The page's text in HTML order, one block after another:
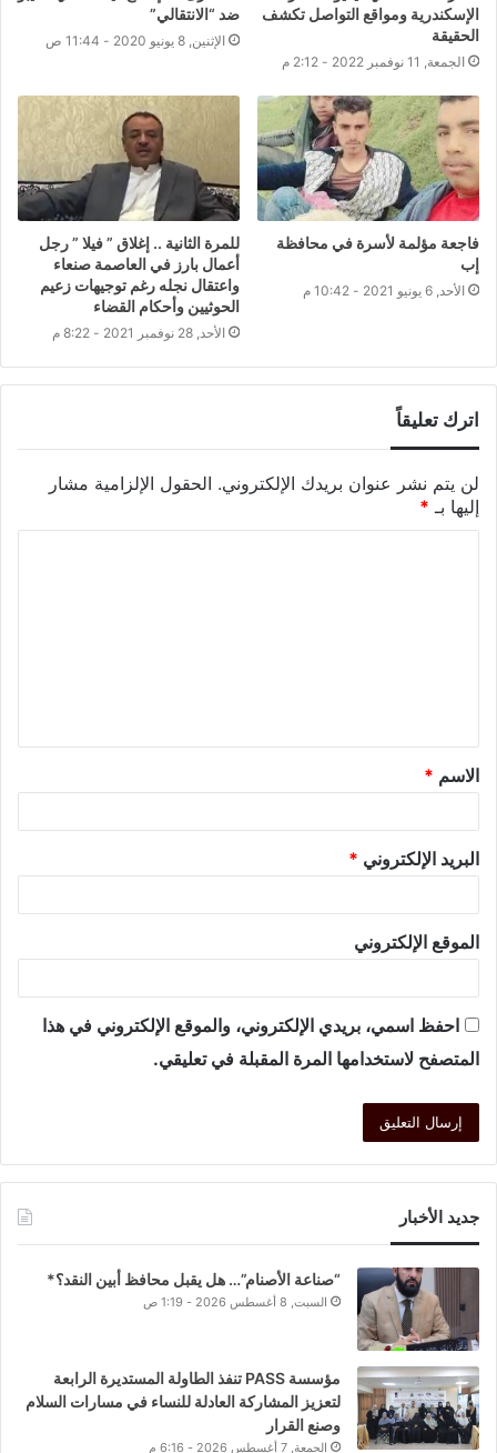
الإسكندرية ومواقع التواصل تكشف
الحقيقة
الجمعة, 11 نوفمبر 2022 - 2:12 م
ضد “الانتقالي”
الإثنين, 8 يونيو 2020 - 11:44 ص
فاجعة مؤلمة لأسرة في محافظة
إب
الأحد, 6 يونيو 2021 - 10:42 م
للمرة الثانية .. إغلاق ” فيلا ” رجل
أعمال بارز في العاصمة صنعاء
واعتقال نجله رغم توجيهات زعيم
الحوثيين وأحكام القضاء
الأحد, 28 نوفمبر 2021 - 8:22 م
اترك تعليقاً
لن يتم نشر عنوان بريدك الإلكتروني. الحقول الإلزامية مشار
إليها بـ *
الاسم *
البريد الإلكتروني *
الموقع الإلكتروني
احفظ اسمي، بريدي الإلكتروني، والموقع الإلكتروني في هذا
المتصفح لاستخدامها المرة المقبلة في تعليقي.
جديد الأخبار
“صناعة الأصنام”… هل يقبل محافظ أبين النقد؟*
السبت, 8 أغسطس 2026 - 1:19 ص
مؤسسة PASS تنفذ الطاولة المستديرة الرابعة
لتعزيز المشاركة العادلة للنساء في مسارات السلام
وصنع القرار
الجمعة, 7 أغسطس 2026 - 6:16 م